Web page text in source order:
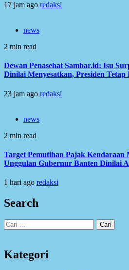
17 jam ago redaksi
news
2 min read
Dewan Penasehat Sambar.id: Isu
Dinilai Menyesatkan, Presiden Tetap
23 jam ago redaksi
news
2 min read
Target Pemutihan Pajak Kendaraan
Unggulan Gubernur Banten Dinilai
1 hari ago redaksi
Search
Cari
untuk:
Kategori